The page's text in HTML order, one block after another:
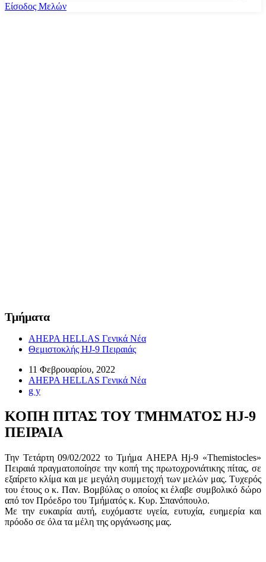
Είσοδος Μελών
Τμήματα
AHEPA HELLAS Γενικά Νέα
Θεμιστοκλής HJ-9 Πειραιάς
11 Φεβρουαρίου, 2022
AHEPA HELLAS Γενικά Νέα
g y
ΚΟΠΗ ΠΙΤΑΣ ΤΟΥ ΤΜΗΜΑΤΟΣ HJ-9
ΠΕΙΡΑΙΑ
Την Τετάρτη 09/02/2022 το Τμήμα AHEPA Hj-9 «Themistocles»
Πειραιά πραγματοποίησε την κοπή της πρωτοχρονιάτικης πίτας, σε
εξαίρετο κλίμα και με μεγάλη συμμετοχή των μελών μας. Τυχερός
του έτους ο κ. Παν. Βομβύλας ο οποίος κι έλαβε συμβολικό δώρο
από τον Πρόεδρο του Τμήματός κ. Κυρ. Σπανόπουλο.
Με την ευκαιρία αυτή, ευχόμαστε υγεία, ευτυχία, ευημερία και
πρόοδο σε όλα τα μέλη της οργάνωσης μας.